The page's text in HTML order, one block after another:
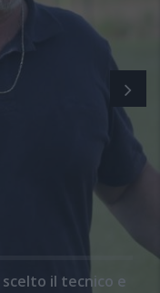
il tecnico e